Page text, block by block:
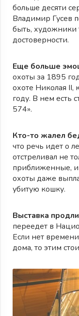
больше десяти
Владимир Гусев
быть, художники
достоверности.
Еще больше
охоты за 1895
охоте Николая II,
году. В нем есть
574».
Кто-то жалел
что речь идет о
отстреливал не
приближенные, и
охоты даже
убитую кошку.
Выставка
переедет в
Если нет
дома, то этим